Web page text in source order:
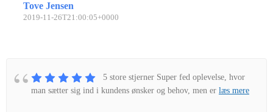
Tove Jensen
2019-11-26T21:00:05+0000
5 store stjerner Super fed oplevelse, hvor
man sætter sig ind i kundens ønsker og behov, men er læs mere